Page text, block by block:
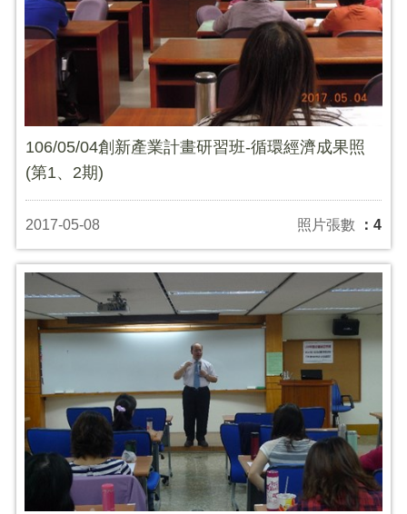
106/05/04創新產業計畫研習班-循環經濟成果照
(第1、2期)
2017-05-08 照片張數 ：4